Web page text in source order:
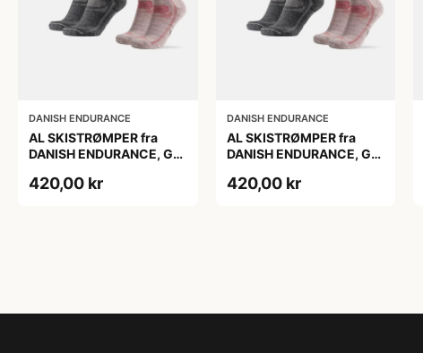
DANISH ENDURANCE
AL SKISTRØMPER fra
DANISH ENDURANCE, Grå
420,00 kr
DANISH ENDURANCE
AL SKISTRØMPER fra
DANISH ENDURANCE, Grå
420,00 kr